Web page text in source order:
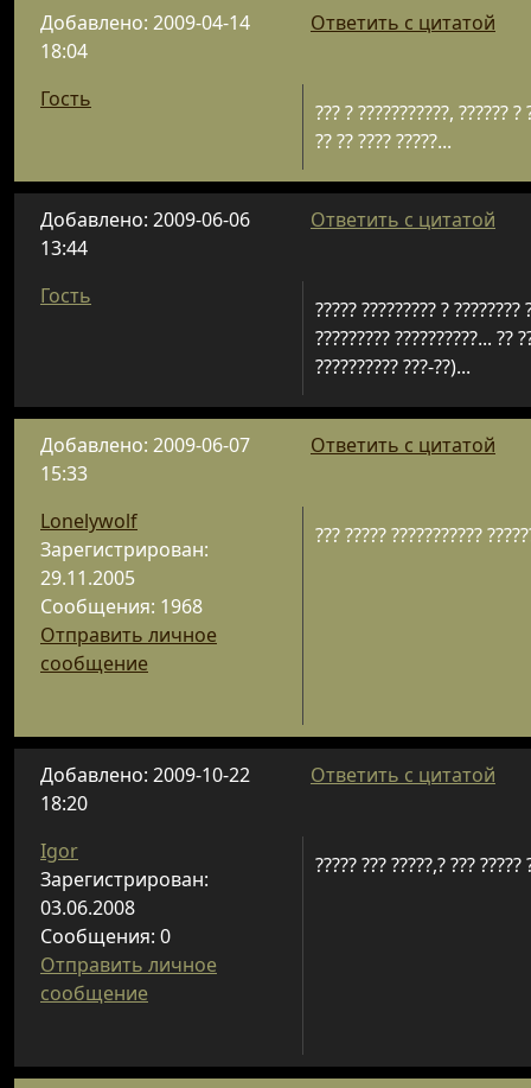
Добавлено: 2009-04-14
18:04
Ответить с цитатой
Гость
??? ? ???????????, ??????
?? ?? ???? ?????...
Добавлено: 2009-06-06
13:44
Ответить с цитатой
Гость
????? ????????? ?
????????? ??????????... ??
?????????? ???-??)...
Добавлено: 2009-06-07
15:33
Ответить с цитатой
Lonelywolf
Зарегистрирован:
29.11.2005
Сообщения: 1968
Отправить личное
сообщение
??? ????? ???????????
Добавлено: 2009-10-22
18:20
Ответить с цитатой
Igor
Зарегистрирован:
03.06.2008
Сообщения: 0
Отправить личное
сообщение
????? ??? ?????,? ???